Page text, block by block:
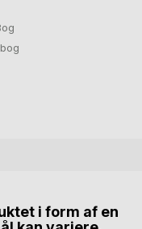
i form af en